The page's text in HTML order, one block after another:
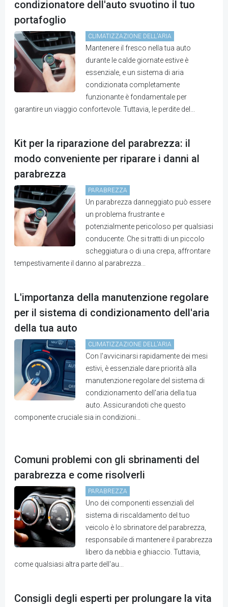
condizionatore dell'auto svuotino il tuo
portafoglio
CLIMATIZZAZIONE DELL'ARIA
Mantenere il fresco nella tua auto
durante le calde giornate estive è
essenziale, e un sistema di aria
condizionata completamente
funzionante è fondamentale per
garantire un viaggio confortevole. Tuttavia, le perdite del...
Kit per la riparazione del parabrezza: il
modo conveniente per riparare i danni al
parabrezza
PARABREZZA
Un parabrezza danneggiato può essere
un problema frustrante e
potenzialmente pericoloso per qualsiasi
conducente. Che si tratti di un piccolo
scheggiatura o di una crepa, affrontare
tempestivamente il danno al parabrezza...
L'importanza della manutenzione regolare
per il sistema di condizionamento dell'aria
della tua auto
CLIMATIZZAZIONE DELL'ARIA
Con l'avvicinarsi rapidamente dei mesi
estivi, è essenziale dare priorità alla
manutenzione regolare del sistema di
condizionamento dell'aria della tua
auto. Assicurandoti che questo
componente cruciale sia in condizioni...
Comuni problemi con gli sbrinamenti del
parabrezza e come risolverli
PARABREZZA
Uno dei componenti essenziali del
sistema di riscaldamento del tuo
veicolo è lo sbrinatore del parabrezza,
responsabile di mantenere il parabrezza
libero da nebbia e ghiaccio. Tuttavia,
come qualsiasi altra parte dell'au...
Consigli degli esperti per prolungare la vita